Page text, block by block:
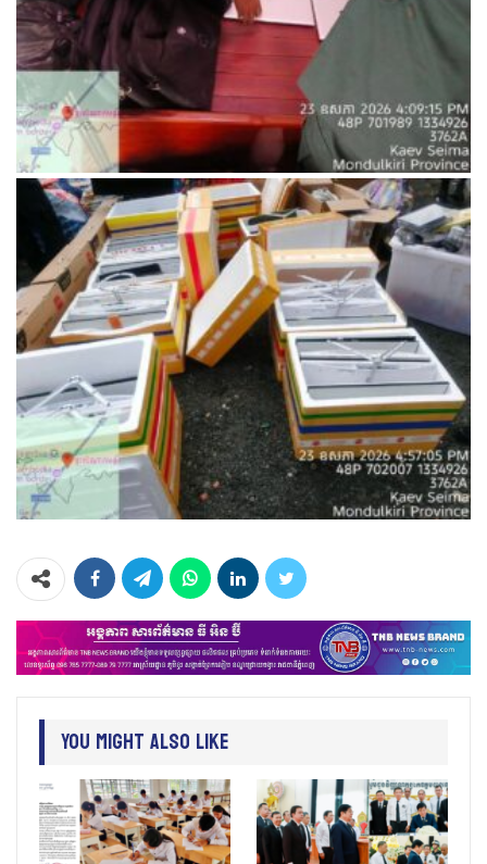
You Might Also Like